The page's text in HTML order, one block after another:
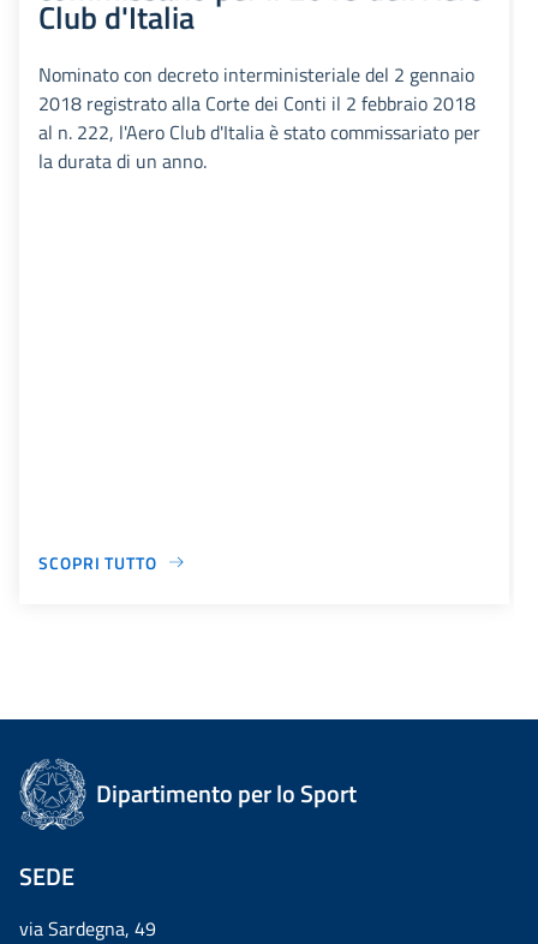
Club d'Italia
Nominato con decreto interministeriale del 2 gennaio
2018 registrato alla Corte dei Conti il 2 febbraio 2018
al n. 222, l'Aero Club d'Italia è stato commissariato per
la durata di un anno.
SCOPRI TUTTO
Dipartimento per lo Sport
SEDE
via Sardegna, 49